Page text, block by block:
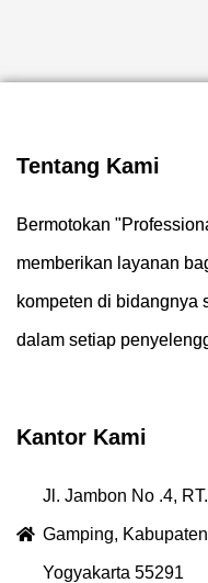
Tentang Kami
Bermotokan
memberikan layanan
kompeten di bidangnya
dalam setiap
Kantor Kami
Jl. Jambon No .4,
Gamping,
Yogyakarta 55291